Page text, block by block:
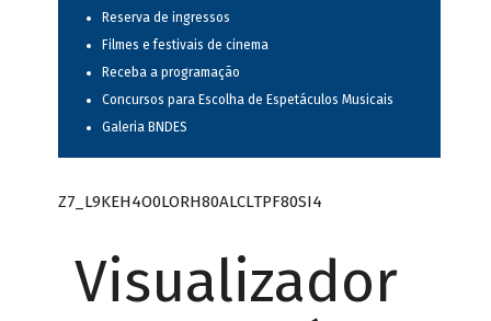
Reserva de ingressos
Filmes e festivais de cinema
Receba a programação
Concursos para Escolha de Espetáculos Musicais
Galeria BNDES
Z7_L9KEH4O0LORH80ALCLTPF80SI4
Visualizador